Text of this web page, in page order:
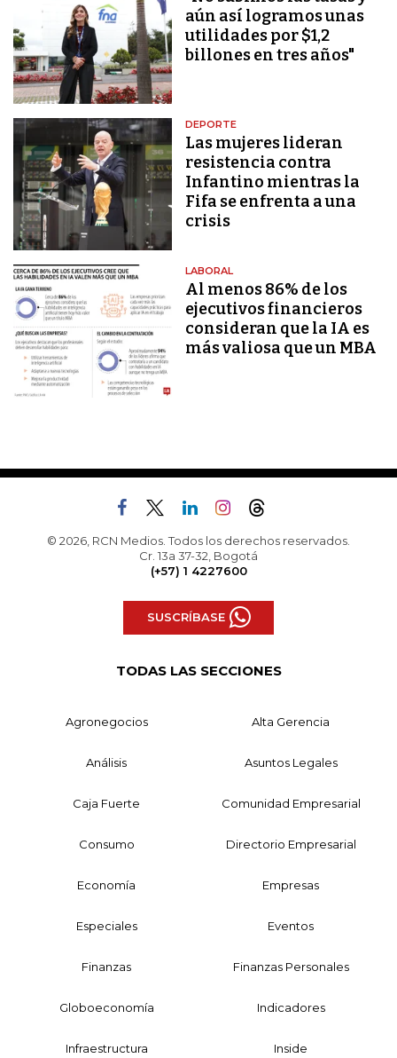
aún así logramos unas
utilidades por $1,2
billones en tres años"
DEPORTE
Las mujeres lideran
resistencia contra
Infantino mientras la
Fifa se enfrenta a una
crisis
LABORAL
Al menos 86% de los
ejecutivos financieros
consideran que la IA es
más valiosa que un MBA
© 2026, RCN Medios. Todos los derechos reservados.
Cr. 13a 37-32, Bogotá
(+57) 1 4227600
SUSCRÍBASE
TODAS LAS SECCIONES
Agronegocios Alta Gerencia
Análisis Asuntos Legales
Caja Fuerte Comunidad Empresarial
Consumo Directorio Empresarial
Economía Empresas
Especiales Eventos
Finanzas Finanzas Personales
Globoeconomía Indicadores
Infraestructura Inside